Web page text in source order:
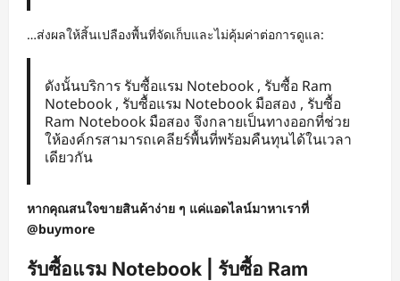
…ส่งผลให้สิ้นเปลืองพื้นที่จัดเก็บและไม่คุ้มค่าต่อการดูแล:
ดังนั้นบริการ รับซื้อแรม Notebook , รับซื้อ Ram
Notebook , รับซื้อแรม Notebook มือสอง , รับซื้อ
Ram Notebook มือสอง จึงกลายเป็นทางออกที่ช่วย
ให้องค์กรสามารถเคลียร์พื้นที่พร้อมคืนทุนได้ในเวลา
เดียวกัน
หากคุณสนใจขายสินค้าง่าย ๆ แค่แอดไลน์มาหาเราที่
@buymore
รับซื้อแรม Notebook | รับซื้อ Ram